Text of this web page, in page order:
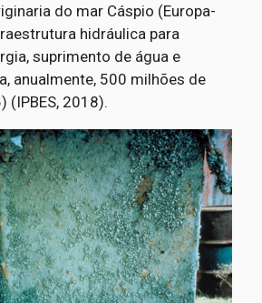
do mar Cáspio (Europa-
hidráulica para
suprimento de água e
anualmente, 500 milhões de
(IPBES, 2018).